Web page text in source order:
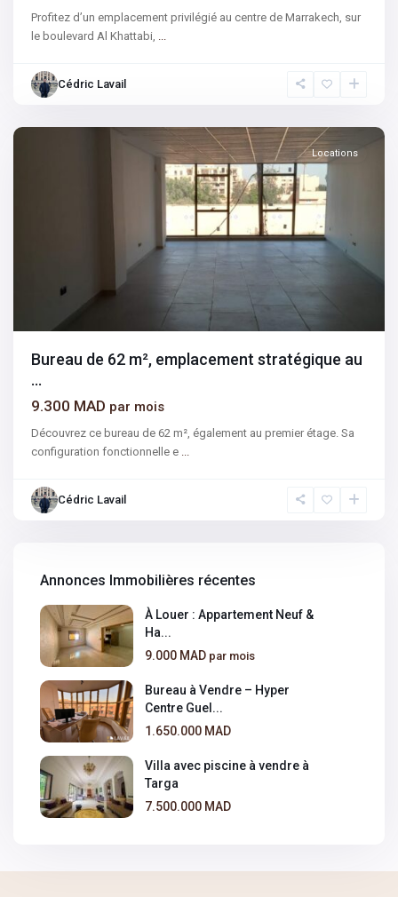
Profitez d’un emplacement privilégié au centre de Marrakech, sur
le boulevard Al Khattabi, ...
Cédric Lavail
Gueliz
Hivernage
Locations
Bureau de 62 m², emplacement stratégique au
...
9.300 MAD par mois
Découvrez ce bureau de 62 m², également au premier étage. Sa
configuration fonctionnelle e ...
Cédric Lavail
Annonces Immobilières récentes
À Louer : Appartement Neuf &
Ha...
9.000 MAD par mois
Bureau à Vendre – Hyper
Centre Guel...
1.650.000 MAD
Villa avec piscine à vendre à
Targa
7.500.000 MAD